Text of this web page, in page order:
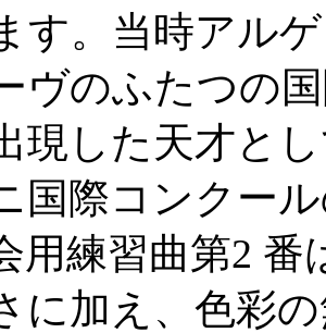
す。当時アル
ヴのふたつの
現した天才と
国際コンクー
用練習曲第2
に加え、色彩